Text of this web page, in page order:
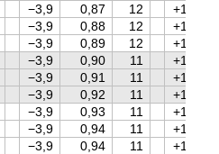
−3,9 0,87 12
+1,3
−3,9 0,88 12
+1,3
−3,9 0,89 12
+1,3
−3,9 0,90 11
+1,3
−3,9 0,91 11
+1,3
−3,9 0,92 11
+1,3
−3,9 0,93 11
+1,2
−3,9 0,94 11
+1,2
−3,9 0,94 11
+1,2